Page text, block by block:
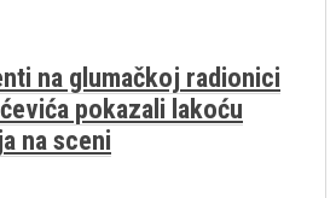
na glumačkoj radionici
pokazali lakoću
na sceni